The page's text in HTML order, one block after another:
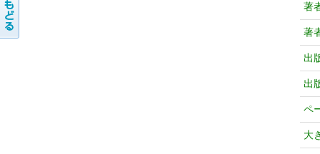
著
著
出
出
ペ
大